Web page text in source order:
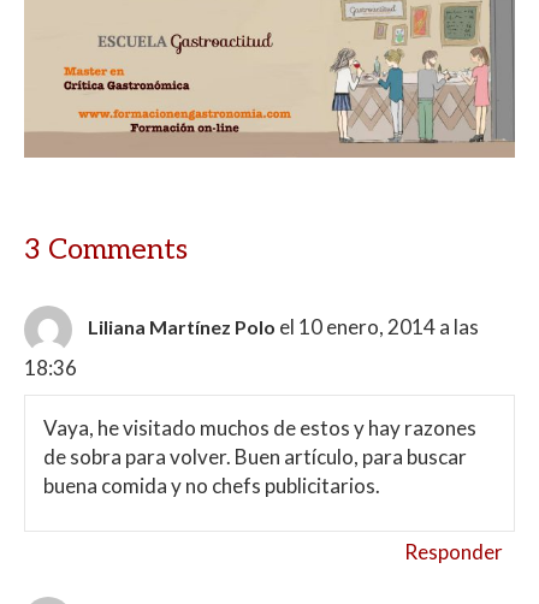
3 Comments
Liliana Martínez Polo el 10 enero, 2014 a las
18:36
Vaya, he visitado muchos de estos y hay razones
de sobra para volver. Buen artículo, para buscar
buena comida y no chefs publicitarios.
Responder